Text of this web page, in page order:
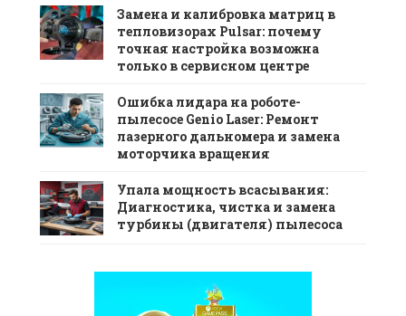
Замена и калибровка матриц в
тепловизорах Pulsar: почему
точная настройка возможна
только в сервисном центре
Ошибка лидара на роботе-
пылесосе Genio Laser: Ремонт
лазерного дальномера и замена
моторчика вращения
Упала мощность всасывания:
Диагностика, чистка и замена
турбины (двигателя) пылесоса